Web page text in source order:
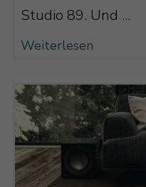
Studio 89. Und ...
Weiterlesen